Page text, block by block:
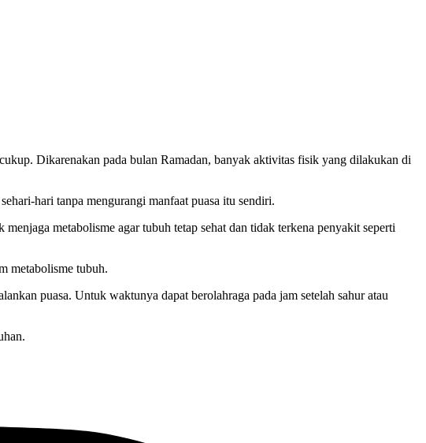
Dikarenakan pada bulan Ramadan, banyak aktivitas fisik yang dilakukan di
hari tanpa mengurangi manfaat puasa itu sendiri.
metabolisme agar tubuh tetap sehat dan tidak terkena penyakit seperti
metabolisme tubuh.
puasa. Untuk waktunya dapat berolahraga pada jam setelah sahur atau